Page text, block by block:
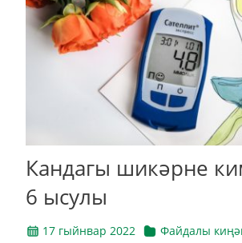
Кандагы шикәрне
6 ысулы
17 гыйнвар 2022
Файдалы